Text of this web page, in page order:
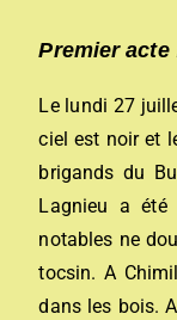
Premier acte
Le lundi 27
ciel est noir et
brigands du
Lagnieu a
notables ne
tocsin. A
dans les bois.